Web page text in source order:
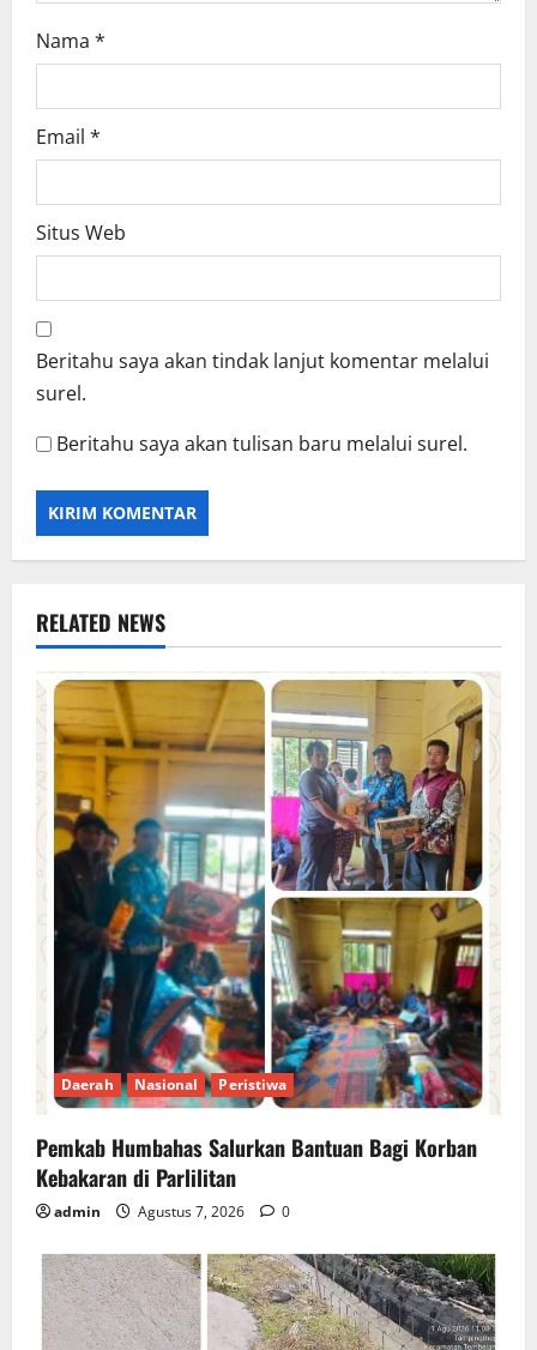
Nama *
Email *
Situs Web
Beritahu saya akan tindak lanjut komentar melalui
surel.
Beritahu saya akan tulisan baru melalui surel.
RELATED NEWS
Daerah Nasional Peristiwa
Pemkab Humbahas Salurkan Bantuan Bagi Korban
Kebakaran di Parlilitan
admin Agustus 7, 2026 0